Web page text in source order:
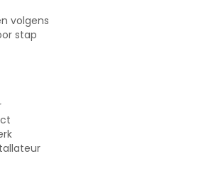
volgens
stap